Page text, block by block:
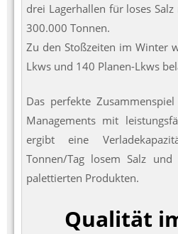
drei Lagerhallen für loses
300.000 Tonnen.
Zu den Stoßzeiten im Winter
Lkws und 140 Planen-Lkws
Das perfekte
Managements mit
ergibt eine
Tonnen/Tag losem Salz
palettierten Produkten.
Qualität